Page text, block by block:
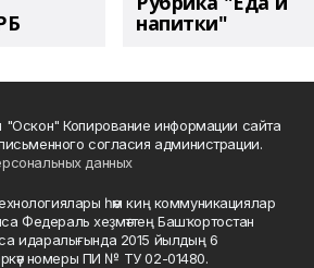
напитки"
Копирование информации сайта
согласия администрации.
данных
технологиялары һәм киң коммуникациялар
Федераль хеҙмәттең Башҡортостан
идаралығында 2015 йылдың 6
номеры ПИ № ТУ 02-01480.